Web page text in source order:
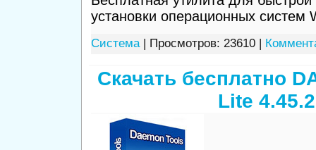
установки операционных
Система| Просмотров: 23610 |
Скачать бесплатно
Lite 4.45.2